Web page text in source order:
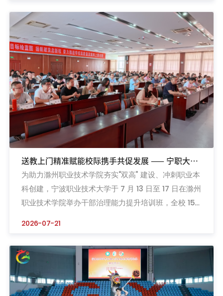
时期中高职一体化改革的重点领域和关键问题，在前期
广泛调研和讨论的基础上，精心设计培训内容和课程，
从中高职一体化政策解读到课程中高本一体化人才培养
标准制定，从一体...
送教上门精准赋能校际携手共促发展 —— 宁职大赴
滁州职院开展干部治理能力提升专题培训
为助力滁州职业技术学院夯实“双高” 建设、冲刺职业本
科创建，宁波职业技术大学于 7 月 13 日至 17 日在滁州
职业技术学院举办干部治理能力提升培训班，全校 150
院授课。7 月 13 日开班式在滁州职院 6 号实训楼报告
厅举行，滁州职院党委副书记、校长许雪峰作开班动
员。培训课程体系由宁职大职业教育教师培训学院量身
打造，...
2026-07-21